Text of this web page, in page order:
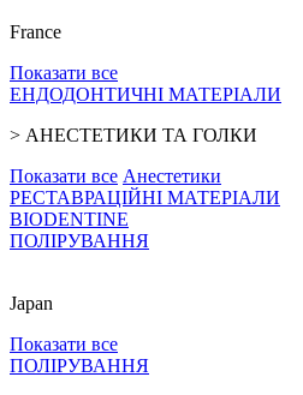
France
Показати все
ЕНДОДОНТИЧНІ МАТЕРІАЛИ
> АНЕСТЕТИКИ ТА ГОЛКИ
Показати все Анестетики
РЕСТАВРАЦІЙНІ МАТЕРІАЛИ
BIODENTINE
ПОЛІРУВАННЯ
Japan
Показати все
ПОЛІРУВАННЯ